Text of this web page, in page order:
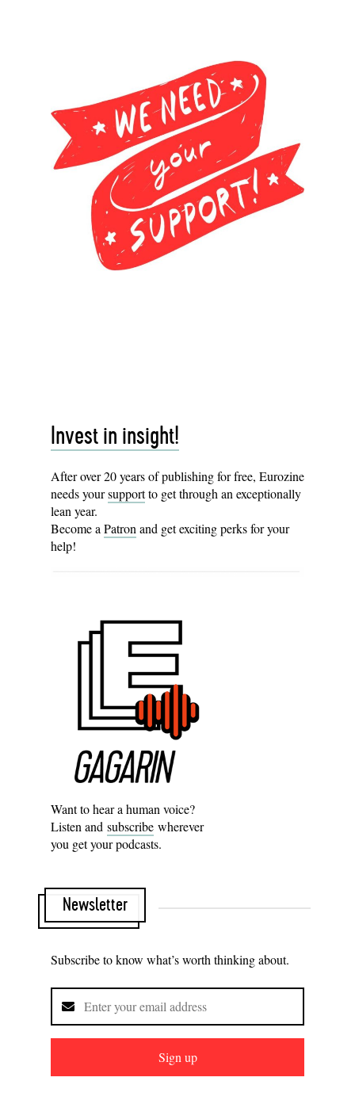
Invest in insight!
After over 20 years of publishing for free, Eurozine
needs yoursupportto get through an exceptionally
lean year.
Become a Patron and get exciting perks for your
help!
Want to hear a human voice?
Listen and subscribe wherever
you get your podcasts.
Newsletter
Subscribe to know what’s worth thinking about.
Sign up